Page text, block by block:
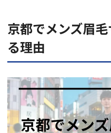
京都でメンズ眉
る理由